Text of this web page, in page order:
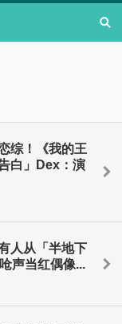
综！《我的王
白」Dex：演
人从「半地下
声当红偶像...